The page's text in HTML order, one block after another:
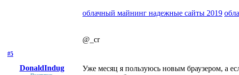
облачный майнинг надежные сайты 2019
@_cr
#5
DonaldIndug
Уже месяц я пользуюсь новым браузером, а